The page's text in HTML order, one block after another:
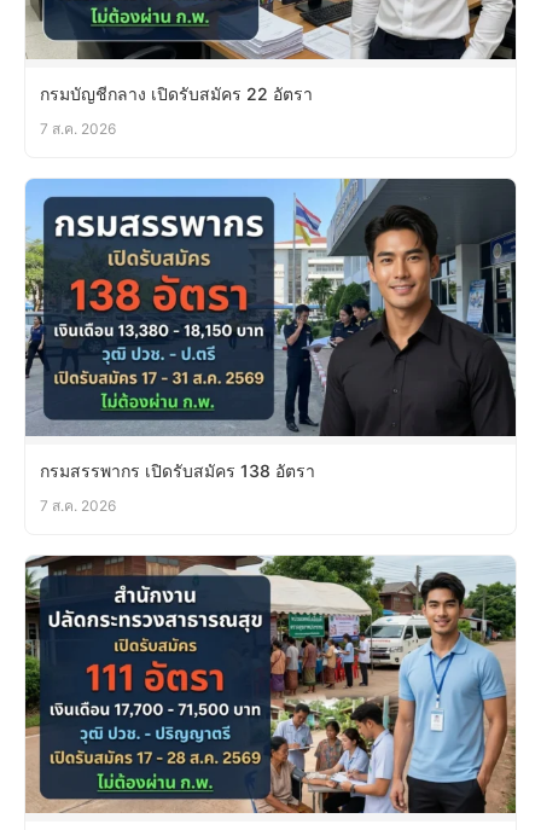
กรมบัญชีกลาง เปิดรับสมัคร 22 อัตรา
7 ส.ค. 2026
กรมสรรพากร เปิดรับสมัคร 138 อัตรา
7 ส.ค. 2026